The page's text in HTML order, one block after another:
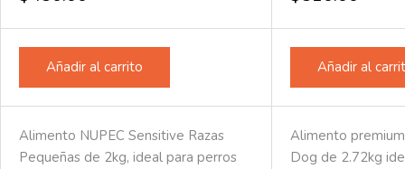
Añadir al carrito Añadir al
Alimento NUPEC Sensitive Razas
Pequeñas de 2kg, ideal para perros
Alimento
Dog de 2.72kg